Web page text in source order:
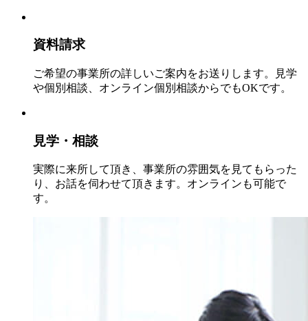
資料請求
ご希望の事業所の詳しいご案内をお送りします。見学
や個別相談、オンライン個別相談からでもOKです。
見学・相談
実際に来所して頂き、事業所の雰囲気を見てもらった
り、お話を伺わせて頂きます。オンラインも可能で
す。